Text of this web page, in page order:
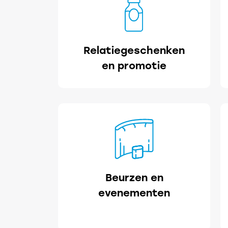
Relatiegeschenken
en promotie
Beurzen en
evenementen